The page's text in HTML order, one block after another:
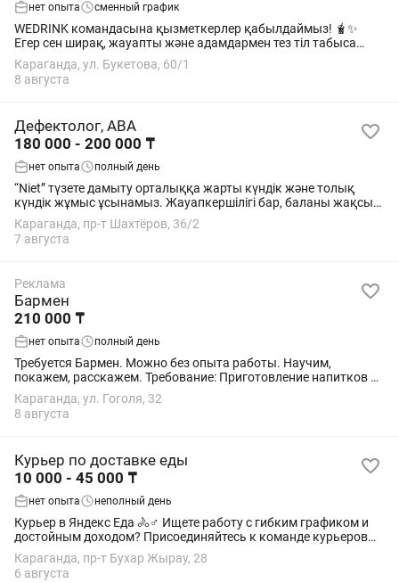
нет опыта сменный график
WEDRINK командасына қызметкерлер қабылдаймыз! 🧋✨
Егер сен ширақ, жауапты және адамдармен тез тіл табыса
алатын болсаң — біз сені өз командамызда көргіміз келеді! 💚
Біз не ұсынамыз? 🔹 Жұмыс...
Караганда, ул. Букетова, 60/1
8 августа
Дефектолог, АВА
180 000 - 200 000 ₸
нет опыта полный день
“Niet” түзете дамыту орталыққа жарты күндік және толық
күндік жұмыс ұсынамыз. Жауапкершілігі бар, баланы жақсы
көретін мамандар іздейміз. 3-4 курс Студент қыздарға
болады.
Караганда, пр-т Шахтёров, 36/2
7 августа
Реклама
Бармен
210 000 ₸
нет опыта полный день
Требуется Бармен. Можно без опыта работы. Научим,
покажем, расскажем. Требование: Приготовление напитков по
калькуляции. Оформление закупать. Держать бар в чистоте.
Режим работы: Вс-чт: С 08:30...
Караганда, ул. Гоголя, 32
8 августа
Курьер по доставке еды
10 000 - 45 000 ₸
нет опыта неполный день
Курьер в Яндекс Еда 🚴♂️ Ищете работу с гибким графиком и
достойным доходом? Присоединяйтесь к команде курьеров
Яндекс Еда! ✅ Свободный график Вы сами выбираете, когда
выходить на доставки и...
Караганда, пр-т Бухар Жырау, 28
6 августа